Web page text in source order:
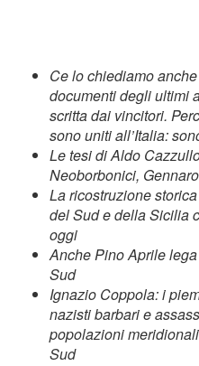
Ce lo chiediamo
documenti degli ultimi
scritta dai vincitori.
sono uniti all’Italia:
Le tesi di Aldo
Neoborbonici,
La ricostruzione
del Sud e della Sicilia
oggi
Anche Pino Aprile
Sud
Ignazio Coppola: i
nazisti barbari e
popolazioni
Sud